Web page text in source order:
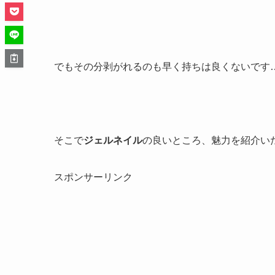
でもその分剥がれるのも早く持ちは良くないです
そこでジェルネイルの良いところ、魅力を紹介い
スポンサーリンク